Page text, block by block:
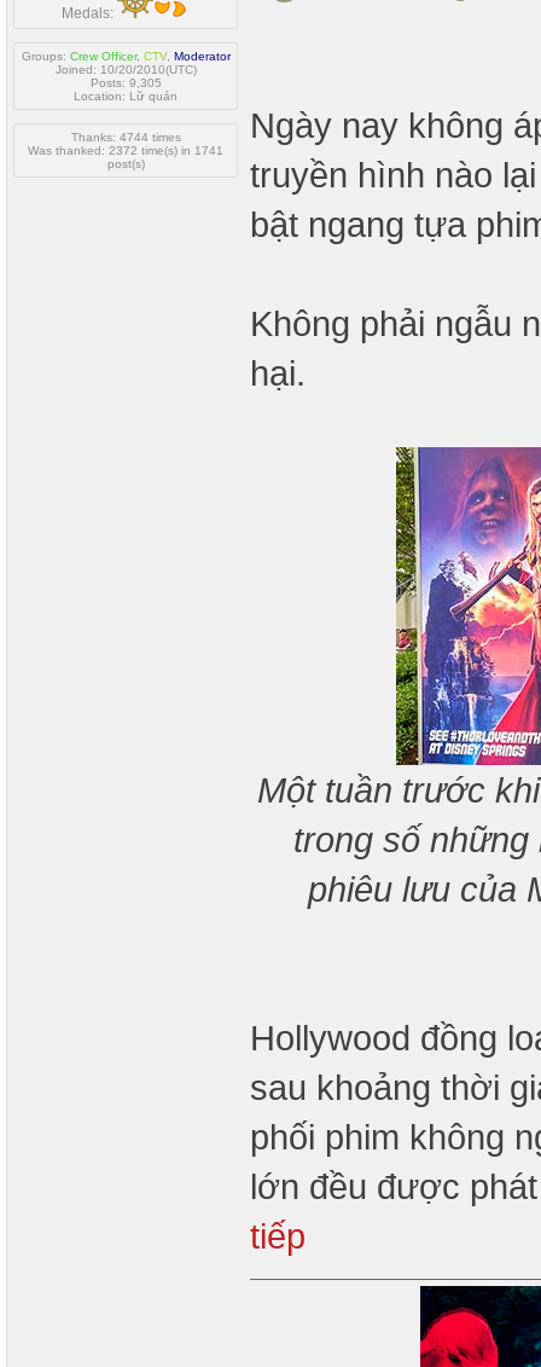
Medals:
Groups: Crew Officer, CTV, Moderator
Joined: 10/20/2010(UTC)
Posts: 9,305
Location: Lữ quán
Thanks: 4744 times
Was thanked: 2372 time(s) in 1741
post(s)
Ngày nay không
truyền hình nào
bật ngang tựa
Không phải ngẫu
hại.
Một tuần trước
trong số
phiêu lưu của
Hollywood đồng
sau khoảng thời
phối phim không
lớn đều được
tiếp